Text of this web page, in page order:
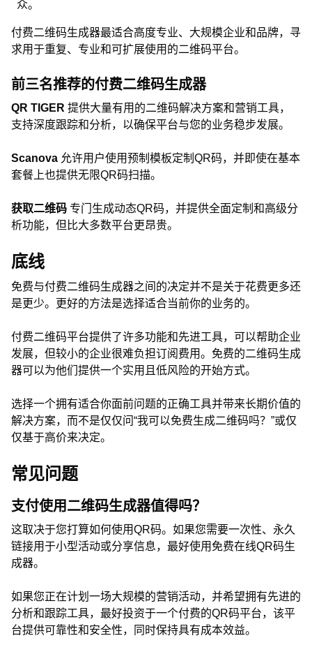
众。
付费二维码生成器最适合高度专业、大规模企业和品牌，寻
求用于重复、专业和可扩展使用的二维码平台。
前三名推荐的付费二维码生成器
QR TIGER 提供大量有用的二维码解决方案和营销工具，
支持深度跟踪和分析，以确保平台与您的业务稳步发展。
Scanova 允许用户使用预制模板定制QR码，并即使在基本
套餐上也提供无限QR码扫描。
获取二维码 专门生成动态QR码，并提供全面定制和高级分
析功能，但比大多数平台更昂贵。
底线
免费与付费二维码生成器之间的决定并不是关于花费更多还
是更少。更好的方法是选择适合当前你的业务的。
付费二维码平台提供了许多功能和先进工具，可以帮助企业
发展，但较小的企业很难负担订阅费用。免费的二维码生成
器可以为他们提供一个实用且低风险的开始方式。
选择一个拥有适合你面前问题的正确工具并带来长期价值的
解决方案，而不是仅仅问“我可以免费生成二维码吗？”或仅
仅基于高价来决定。
常见问题
支付使用二维码生成器值得吗？
这取决于您打算如何使用QR码。如果您需要一次性、永久
链接用于小型活动或分享信息，最好使用免费在线QR码生
成器。
如果您正在计划一场大规模的营销活动，并希望拥有先进的
分析和跟踪工具，最好投资于一个付费的QR码平台，该平
台提供可靠性和安全性，同时保持具有成本效益。